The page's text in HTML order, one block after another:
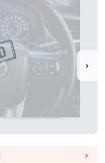
chevron_right
chevron_right